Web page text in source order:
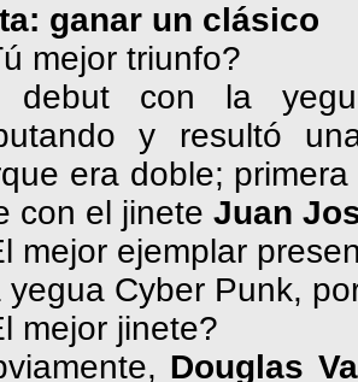
ganar un clásico
mejor triunfo?
debut con la
y resultó
era doble;
con el jineteJuan
mejor ejemplar
yegua Cyber Punk,
mejor jinete?
Douglas